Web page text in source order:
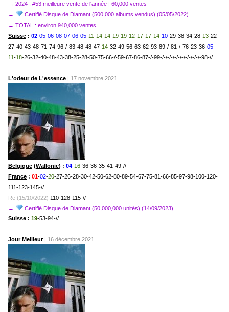
→ 2024 : #53 meilleure vente de l'année | 60,000 ventes
→
Certifié Disque de Diamant (500,000 albums vendus) (05/05/2022)
→ TOTAL : environ 940,000 ventes
Suisse : 02-05-06-08-07-06-05-11-14-14-19-19-12-17-17-14-10-29-38-34-28-13-22-
27-40-43-48-71-74-96-/-83-48-48-47-14-32-49-56-63-62-93-89-/-81-/-76-23-36-05-
11 -18-26-32-40-48-43-38-25-28-50-75-66-/-59-67-86-87-/-99-/-/-/-/-/-/-/-/-/-/-/-98-//
L'odeur de L'essence 17 novembre 2021
Belgique (Wallonie) : 04-16-36-36-35-41-49-//
France : 01-02-20-27-26-28-30-42-50-62-80-89-54-67-75-81-66-85-97-98-100-120-
111-123-145-//
Re (15/10/2022) 110-128-115-//
→
Certifié Disque de Diamant (50,000,000 unités) (14/09/2023)
Suisse : 19-53-94-//
Jour Meilleur 16 décembre 2021